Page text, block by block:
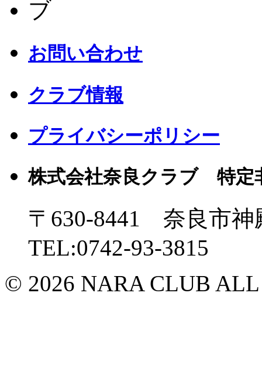
お問い合わせ
クラブ情報
プライバシーポリシー
株式会社奈良クラブ 特定
〒630-8441 奈良市
TEL:0742-93-3815
© 2026 NARA CLUB ALL